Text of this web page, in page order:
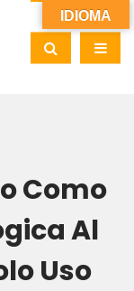
Como
Al
Uso
IDIOMA